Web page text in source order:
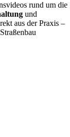
rund um die
und
aus der Praxis –